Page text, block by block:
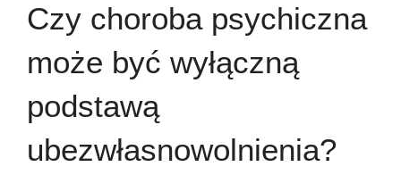
Czy choroba psychiczna
może być wyłączną
podstawą
ubezwłasnowolnienia?